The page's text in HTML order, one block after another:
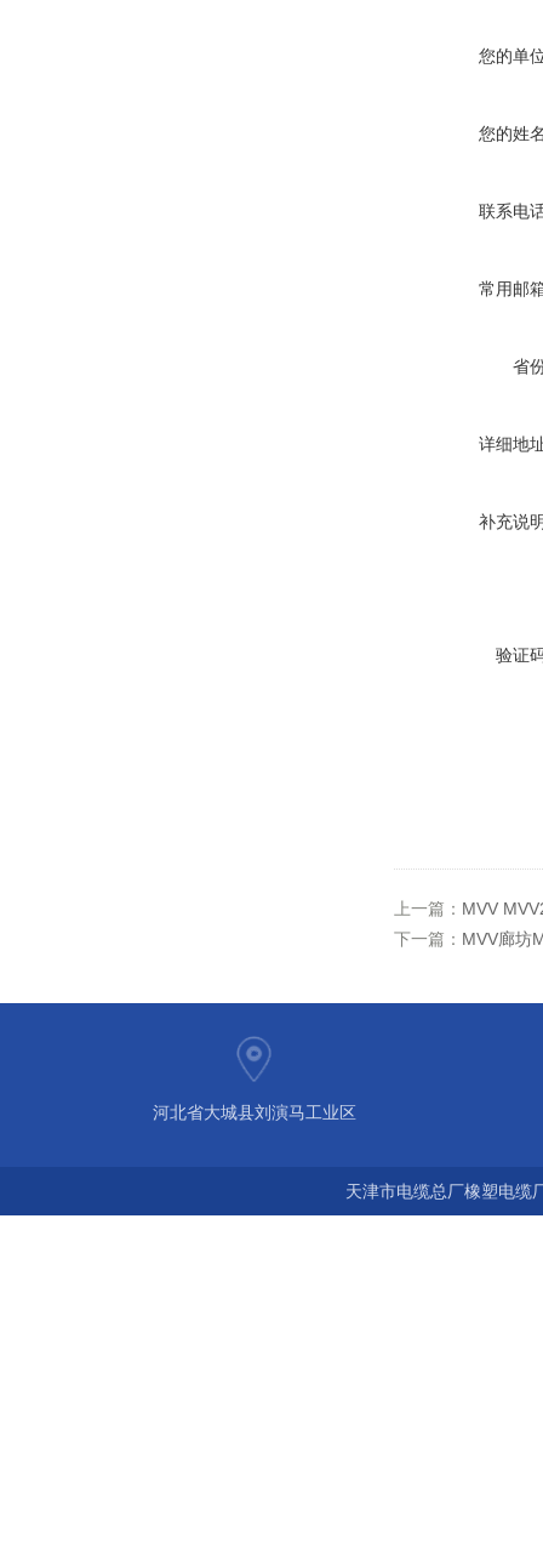
您的单
您的姓
联系电
常用邮
省
详细地
补充说
验证
上一篇： MVV
下一篇： MVV廊坊
河北省大城县刘演马工业区
天津市电缆总厂橡塑电